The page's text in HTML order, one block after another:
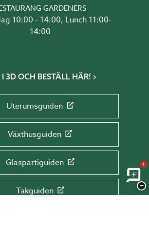
GARDENERS
10:00 - 14:00, Lunch 11:00-
14:00
I 3D OCH BESTÄLL HÄR!
Uterumsguiden
Växthusguiden
Glaspartiguiden
Takguiden
1
−